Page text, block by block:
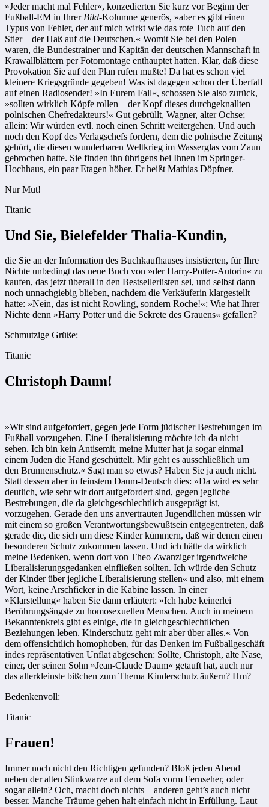
»Jeder macht mal Fehler«, konzedierten Sie kurz vor Beginn der
Fußball-EM in Ihrer Bild-Kolumne generös, »aber es gibt einen
Typus von Fehler, der auf mich wirkt wie das rote Tuch auf den
Stier – der Haß auf die Deutschen.« Womit Sie bei den Polen
waren, die Bundestrainer und Kapitän der deutschen Mannschaft in
Krawallblättern per Fotomontage enthauptet hatten. Klar, daß diese
Provokation Sie auf den Plan rufen mußte! Da hat es schon viel
kleinere Kriegsgründe gegeben! Was ist dagegen schon der Überfall
auf einen Radiosender! »In Eurem Fall«, schossen Sie also zurück,
»sollten wirklich Köpfe rollen – der Kopf dieses durchgeknallten
polnischen Chefredakteurs!« Gut gebrüllt, Wagner, alter Ochse;
allein: Wir würden evtl. noch einen Schritt weitergehen. Und auch
noch den Kopf des Verlags­chefs fordern, dem die polnische Zeitung
gehört, die diesen wunderbaren Weltkrieg im Wasserglas vom Zaun
gebrochen hatte. Sie finden ihn übrigens bei Ihnen im Springer-
Hochhaus, ein paar Etagen höher. Er heißt Mathias Döpfner.
Nur Mut!
Titanic
Und Sie, Bielefelder Thalia-Kundin,
die Sie an der Information des Buchkaufhauses insistierten, für Ihre
Nichte unbedingt das neue Buch von »der Harry-Potter-Autorin« zu
kaufen, das jetzt überall in den Bestsellerlisten sei, und selbst dann
noch unnachgiebig blieben, nachdem die Verkäuferin klargestellt
hatte: »Nein, das ist nicht Rowling, sondern Roche!«: Wie hat Ihrer
Nichte denn »Harry Potter und die Sekrete des Grauens« gefallen?
Schmutzige Grüße:
Titanic
Christoph Daum!
»Wir sind aufgefordert, gegen jede Form jüdischer Bestrebungen im
Fußball vorzugehen. Eine Liberalisierung möchte ich da nicht
sehen. Ich bin kein Antisemit, meine Mutter hat ja sogar einmal
einem Juden die Hand geschüttelt. Mir geht es ausschließlich um
den Brunnenschutz.« Sagt man so etwas? Haben Sie ja auch nicht.
Statt dessen aber in feinstem Daum-Deutsch dies: »Da wird es sehr
deutlich, wie sehr wir dort aufgefordert sind, gegen jegliche
Bestrebungen, die da gleichgeschlechtlich ausgeprägt ist,
vorzugehen. Gerade den uns anvertrauten Jugendlichen müssen wir
mit einem so großen Verantwortungsbewußtsein entgegentreten, daß
gerade die, die sich um diese Kinder kümmern, daß wir denen einen
besonderen Schutz zukommen lassen. Und ich hätte da wirklich
meine Bedenken, wenn dort von Theo Zwanziger irgendwelche
Liberalisierungsgedanken einfließen sollten. Ich würde den Schutz
der Kinder über jegliche Liberalisierung stellen« und also, mit einem
Wort, keine Arschficker in die Kabine lassen. In einer
»Klarstellung« haben Sie dann erläutert: »Ich habe keinerlei
Berührungsängste zu homosexuellen Menschen. Auch in meinem
Bekanntenkreis gibt es einige, die in gleichgeschlechtlichen
Beziehungen leben. Kinderschutz geht mir aber über alles.« Von
dem offensichtlich homophoben, für das Denken im Fußballgeschäft
indes repräsentativen Unflat abgesehen: Sollte, Christoph, alte Nase,
einer, der seinen Sohn »Jean-Claude Daum« getauft hat, auch nur
das allerkleinste bißchen zum Thema Kinderschutz äußern? Hm?
Bedenkenvoll:
Titanic
Frauen!
Immer noch nicht den Richtigen gefunden? Bloß jeden Abend
neben der alten Stinkwarze auf dem Sofa vorm Fernseher, oder
sogar allein? Och, macht doch nichts – anderen geht’s auch nicht
besser. Manche Träume gehen halt einfach nicht in Erfüllung. Laut